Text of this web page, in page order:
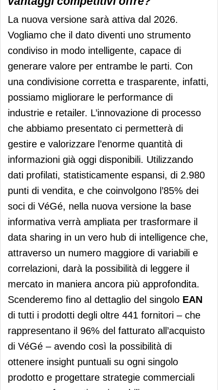
La nuova versione sarà attiva dal 2026.
Vogliamo che il dato diventi uno strumento
condiviso in modo intelligente, capace di
generare valore per entrambe le parti. Con
una condivisione corretta e trasparente, infatti,
possiamo migliorare le performance di
industrie e retailer. L’innovazione di processo
che abbiamo presentato ci permetterà di
gestire e valorizzare l’enorme quantità di
informazioni già oggi disponibili. Utilizzando
dati profilati, statisticamente espansi, di 2.980
punti di vendita, e che coinvolgono l’85% dei
soci di VéGé, nella nuova versione la base
informativa verrà ampliata per trasformare il
data sharing in un vero hub di intelligence che,
attraverso un numero maggiore di variabili e
correlazioni, darà la possibilità di leggere il
mercato in maniera ancora più approfondita.
Scenderemo fino al dettaglio del singolo EAN
di tutti i prodotti degli oltre 441 fornitori – che
rappresentano il 96% del fatturato all’acquisto
di VéGé – avendo così la possibilità di
ottenere insight puntuali su ogni singolo
prodotto e progettare strategie commerciali